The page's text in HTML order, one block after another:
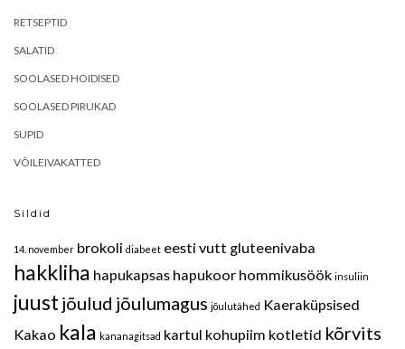
RETSEPTID
SALATID
SOOLASED HOIDISED
SOOLASED PIRUKAD
SUPID
VÕILEIVAKATTED
Sildid
14. november brokoli diabeet eesti vutt gluteenivaba
hakkliha hapukapsas hapukoor hommikusöök insuliin
juustjõulud jõulumagus jõulutähed Kaeraküpsised
Kakao kala kananagitsad kartul kohupiim kotletid kõrvits